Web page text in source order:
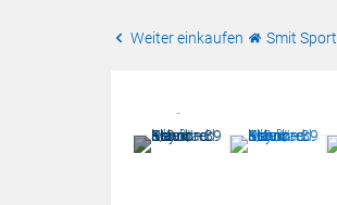
Weiter einkaufen Smit Sport